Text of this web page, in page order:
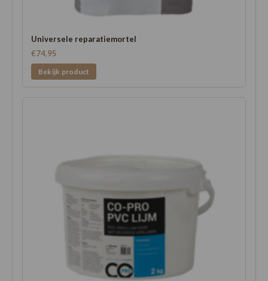
Universele reparatiemortel
€74,95
Bekijk product